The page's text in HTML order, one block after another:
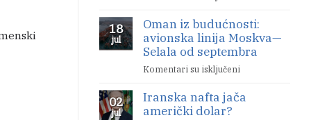
se
povlače
el
Mandeb
je
18
jul
Oman iz budućnosti:
avionska linija Moskva—
Selala od septembra
Komentari su isključeni
iz
02
jul
Iranska nafta jača
američki dolar?